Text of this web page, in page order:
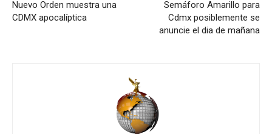
Nuevo Orden muestra una
CDMX apocalíptica
Semáforo Amarillo para
Cdmx posiblemente se
anuncie el dia de mañana